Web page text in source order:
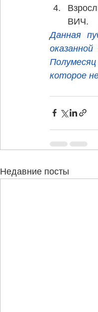
ВИЧ.
Данная
которое
Недавние посты